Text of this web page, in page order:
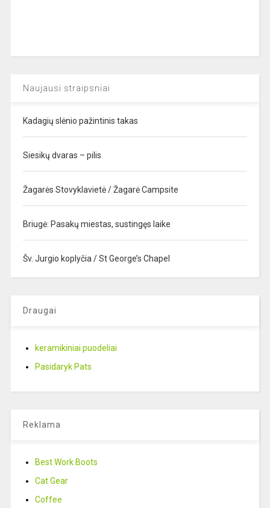
Naujausi straipsniai
Kadagių slėnio pažintinis takas
Siesikų dvaras – pilis
Žagarės Stovyklavietė / Žagarė Campsite
Briugė: Pasakų miestas, sustingęs laike
Šv. Jurgio koplyčia / St George’s Chapel
Draugai
keramikiniai puodeliai
Pasidaryk Pats
Reklama
Best Work Boots
Cat Gear
Coffee